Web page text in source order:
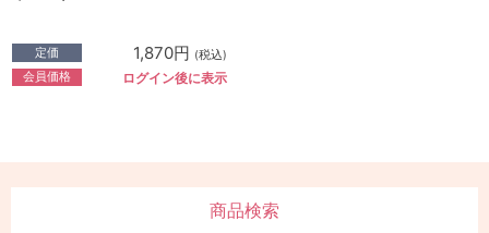
定価 1,870円 (税込)
会員価格 ログイン後に表示
商品検索